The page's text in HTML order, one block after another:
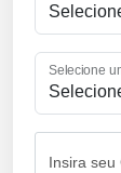
Selecione
Insira seu